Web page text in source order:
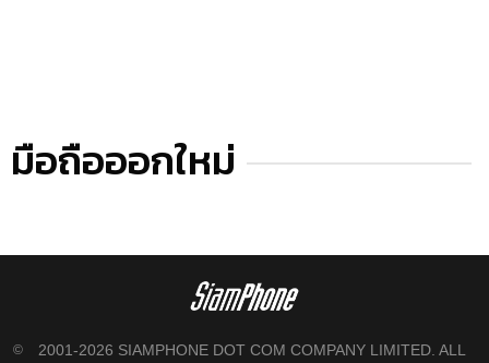
มือถือออกใหม่
© 2001-2026 SIAMPHONE DOT COM COMPANY LIMITED. ALL